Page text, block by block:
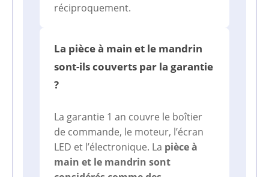
réciproquement.
La pièce à main et le mandrin
sont-ils couverts par la garantie
?
La garantie 1 an couvre le boîtier
de commande, le moteur, l’écran
LED et l’électronique. La pièce à
main et le mandrin sont